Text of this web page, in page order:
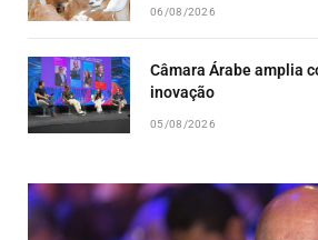
06/08/2026
Câmara Árabe amplia
inovação
05/08/2026